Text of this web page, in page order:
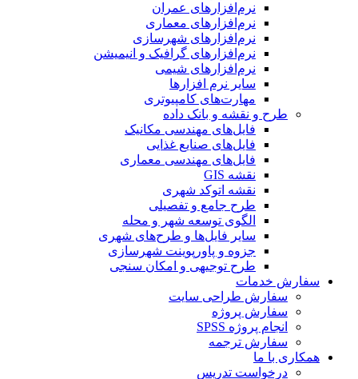
نرم‌افزارهای عمران
نرم‌افزارهای معماری
نرم‌افزارهای شهرسازی
نرم‌افزارهای گرافیک و انیمیشن
نرم‌افزارهای شیمی
سایر نرم افزارها
مهارت‌های کامپیوتری
طرح و نقشه و بانک داده
فایل‌های مهندسی مکانیک
فایل‌های صنایع غذایی
فایل‌های مهندسی معماری
نقشه GIS
نقشه اتوکد شهری
طرح جامع و تفصیلی
الگوی توسعه شهر و محله
سایر فایل‌ها و طرح‌های شهری
جزوه و پاورپوینت شهرسازی
طرح توجیهی و امکان سنجی
سفارش خدمات
سفارش طراحی سایت
سفارش پروژه
انجام پروژه SPSS
سفارش ترجمه
همکاری با ما
درخواست تدریس